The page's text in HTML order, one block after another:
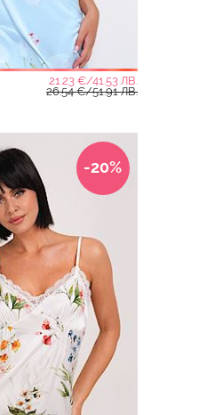
21.23 €/41.53 ЛВ.
26.54 €/51.91 ЛВ.
-20%